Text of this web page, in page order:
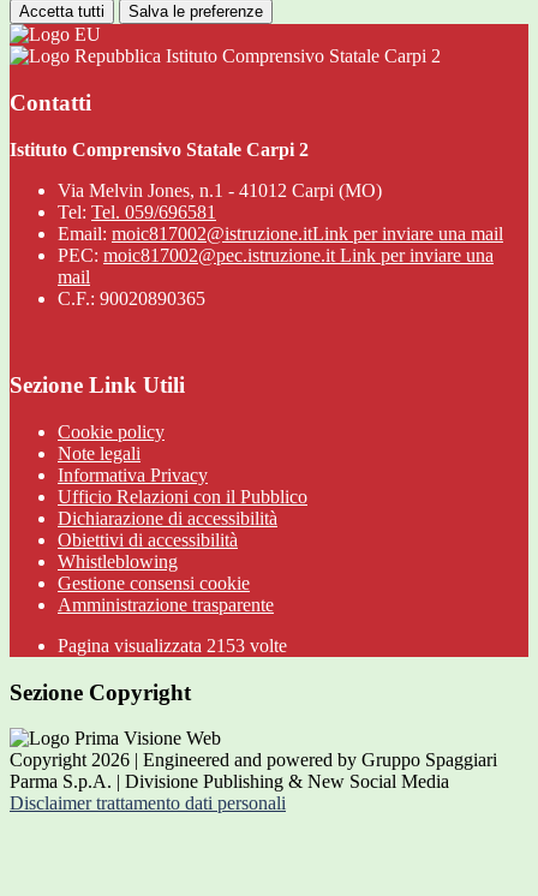
Accetta tutti Salva le preferenze
Istituto Comprensivo Statale Carpi 2
Contatti
Istituto Comprensivo Statale Carpi 2
Via Melvin Jones, n.1 - 41012 Carpi (MO)
Tel: Tel. 059/696581
Email: moic817002@istruzione.itLink per inviare una mail
PEC: moic817002@pec.istruzione.it Link per inviare una
mail
C.F.: 90020890365
Sezione Link Utili
Cookie policy
Note legali
Informativa Privacy
Ufficio Relazioni con il Pubblico
Dichiarazione di accessibilità
Obiettivi di accessibilità
Whistleblowing
Gestione consensi cookie
Amministrazione trasparente
Pagina visualizzata 2153 volte
Sezione Copyright
Copyright 2026 | Engineered and powered by Gruppo Spaggiari
Parma S.p.A. | Divisione Publishing & New Social Media
Disclaimer trattamento dati personali